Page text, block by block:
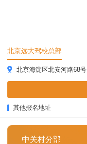
北京远大驾校总部
北京海淀区北安河路68号
其他报名地址
中关村分部